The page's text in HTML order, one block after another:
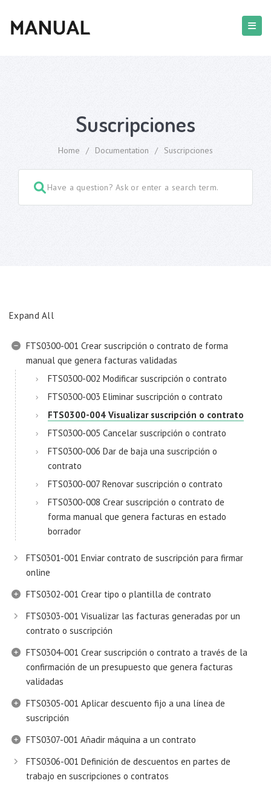
Suscripciones
Home / Documentation / Suscripciones
Expand All
FTS0300-001 Crear suscripción o contrato de forma
manual que genera facturas validadas
FTS0300-002 Modificar suscripción o contrato
FTS0300-003 Eliminar suscripción o contrato
FTS0300-004 Visualizar suscripción o contrato
FTS0300-005 Cancelar suscripción o contrato
FTS0300-006 Dar de baja una suscripción o
contrato
FTS0300-007 Renovar suscripción o contrato
FTS0300-008 Crear suscripción o contrato de
forma manual que genera facturas en estado
borrador
FTS0301-001 Enviar contrato de suscripción para firmar
online
FTS0302-001 Crear tipo o plantilla de contrato
FTS0303-001 Visualizar las facturas generadas por un
contrato o suscripción
FTS0304-001 Crear suscripción o contrato a través de la
confirmación de un presupuesto que genera facturas
validadas
FTS0305-001 Aplicar descuento fijo a una línea de
suscripción
FTS0307-001 Añadir máquina a un contrato
FTS0306-001 Definición de descuentos en partes de
trabajo en suscripciones o contratos